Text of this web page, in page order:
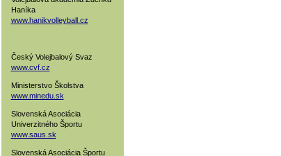
Haníka
www.hanikvolleyball.cz
Český Volejbalový Svaz
www.cvf.cz
Ministerstvo Školstva
www.minedu.sk
Slovenská Asociácia
Univerzitného Športu
www.saus.sk
Slovenská Asociácia Športu